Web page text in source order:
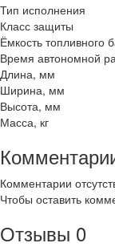
Тип исполнения
Класс защиты
Ёмкость топливного
Время автономной
Длина, мм
Ширина, мм
Высота, мм
Масса, кг
Комментарии
Чтобы оставить
Отзывы 0